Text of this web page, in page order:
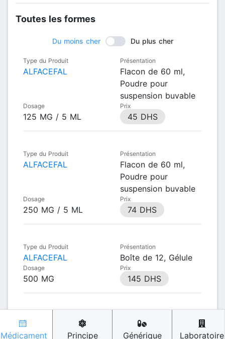
Toutes les formes
Du moins cher Du plus cher
Type du Produit
ALFACEFAL
Présentation
Flacon de 60 ml,
Poudre pour
suspension buvable
Dosage
125 MG / 5 ML
Prix
45 DHS
Type du Produit
ALFACEFAL
Présentation
Flacon de 60 ml,
Poudre pour
suspension buvable
Dosage
250 MG / 5 ML
Prix
74 DHS
Type du Produit
ALFACEFAL
Présentation
Boîte de 12, Gélule
Dosage
500 MG
Prix
145 DHS
Médicament Principe Générique Laboratoire